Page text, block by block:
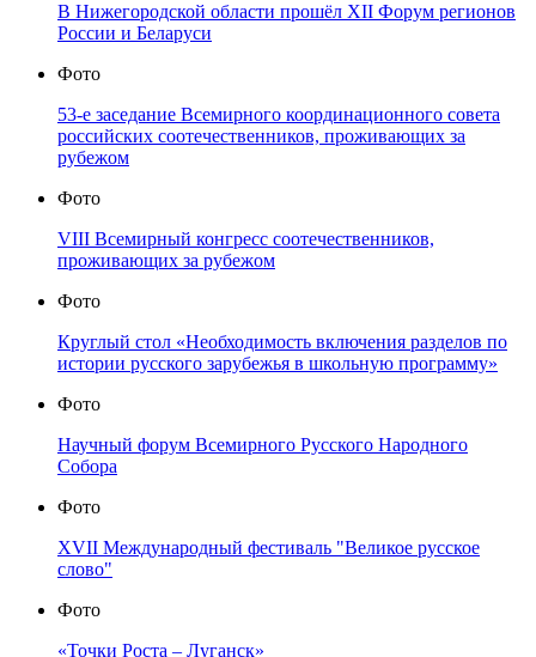
В Нижегородской области прошёл XII Форум регионов
России и Беларуси
Фото
53-е заседание Всемирного координационного совета
российских соотечественников, проживающих за
рубежом
Фото
VIII Всемирный конгресс соотечественников,
проживающих за рубежом
Фото
Круглый стол «Необходимость включения разделов по
истории русского зарубежья в школьную программу»
Фото
Научный форум Всемирного Русского Народного
Собора
Фото
XVII Международный фестиваль "Великое русское
слово"
Фото
«Точки Роста – Луганск»